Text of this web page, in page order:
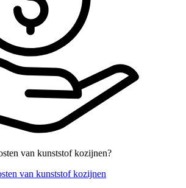
van kunststof kozijnen?
van kunststof kozijnen